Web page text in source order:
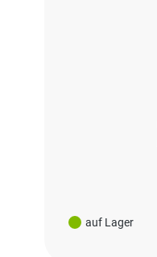
auf Lager